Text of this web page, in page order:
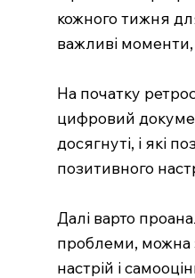
кожного тижня
важливі
На початку
цифровий
досягнуті, і які
позитивного
Далі варто
проблеми, можна
настрій і